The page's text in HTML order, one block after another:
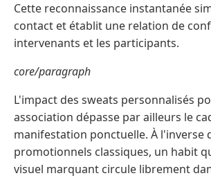
Cette reconnaissance instantanée
contact et établit une relation de
intervenants et les participants.
core/paragraph
L'impact des sweats personnalisés
association dépasse par ailleurs le
manifestation ponctuelle. À l'inverse
promotionnels classiques, un habit
visuel marquant circule librement